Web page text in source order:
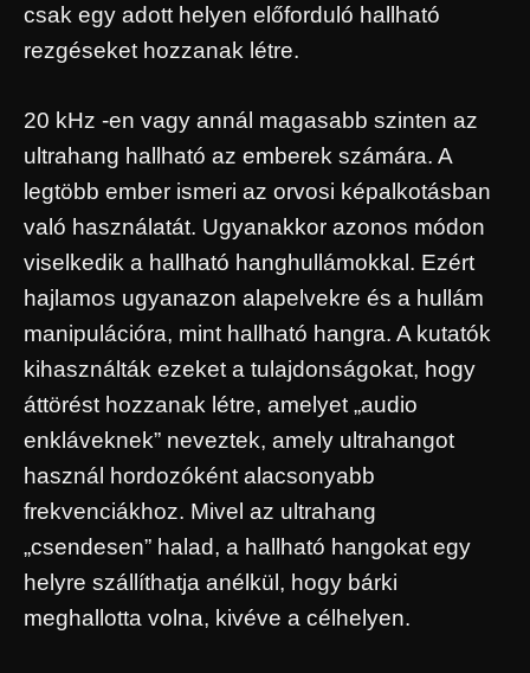
csak egy adott helyen előforduló hallható
rezgéseket hozzanak létre.
20 kHz -en vagy annál magasabb szinten az
ultrahang hallható az emberek számára. A
legtöbb ember ismeri az orvosi képalkotásban
való használatát. Ugyanakkor azonos módon
viselkedik a hallható hanghullámokkal. Ezért
hajlamos ugyanazon alapelvekre és a hullám
manipulációra, mint hallható hangra. A kutatók
kihasználták ezeket a tulajdonságokat, hogy
áttörést hozzanak létre, amelyet „audio
enkláveknek” neveztek, amely ultrahangot
használ hordozóként alacsonyabb
frekvenciákhoz. Mivel az ultrahang
„csendesen” halad, a hallható hangokat egy
helyre szállíthatja anélkül, hogy bárki
meghallotta volna, kivéve a célhelyen.